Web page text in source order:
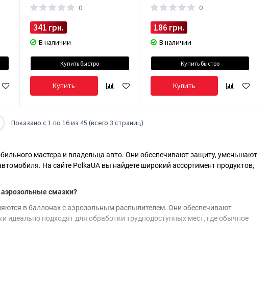
0
341 грн.
В наличии
Купить быстро
Купить
тефлоном (CX-80 Krytox/250ml)
0
186 грн.
В наличии
Купить быстро
Купить
Показано с 1 по 16 из 45 (всего 3 страниц)
мастера и владельца авто. Они обеспечивают защиту, уменьшают
На сайте PolkaUA вы найдете широкий ассортимент продуктов,
аэрозольные смазки?
в баллонах с аэрозольным распылителем. Они обеспечивают
идеально подходят для обработки труднодоступных мест, где обычное